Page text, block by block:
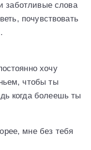
заботливые слова
почувствовать
хочу
чтобы ты
когда болеешь ты
мне без тебя